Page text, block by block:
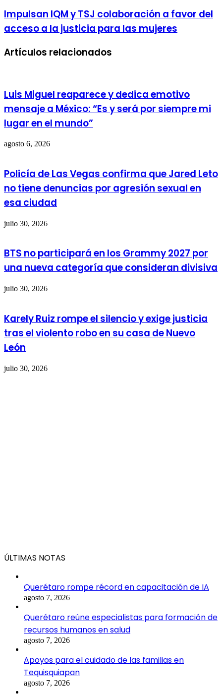
Impulsan IQM y TSJ colaboración a favor del
acceso a la justicia para las mujeres
Artículos relacionados
Luis Miguel reaparece y dedica emotivo
mensaje a México: “Es y será por siempre mi
lugar en el mundo”
agosto 6, 2026
Policía de Las Vegas confirma que Jared Leto
no tiene denuncias por agresión sexual en
esa ciudad
julio 30, 2026
BTS no participará en los Grammy 2027 por
una nueva categoría que consideran divisiva
julio 30, 2026
Karely Ruiz rompe el silencio y exige justicia
tras el violento robo en su casa de Nuevo
León
julio 30, 2026
ÚLTIMAS NOTAS
Querétaro rompe récord en capacitación de IA
agosto 7, 2026
Querétaro reúne especialistas para formación de
recursos humanos en salud
agosto 7, 2026
Apoyos para el cuidado de las familias en
Tequisquiapan
agosto 7, 2026